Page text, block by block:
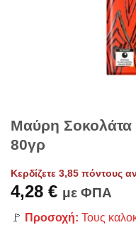
Μαύρη Σοκολάτα
80γρ
Κερδίζετε 3,85 πόντους
4,28 € με ΦΠΑ
🚩 Προσοχή: Τους